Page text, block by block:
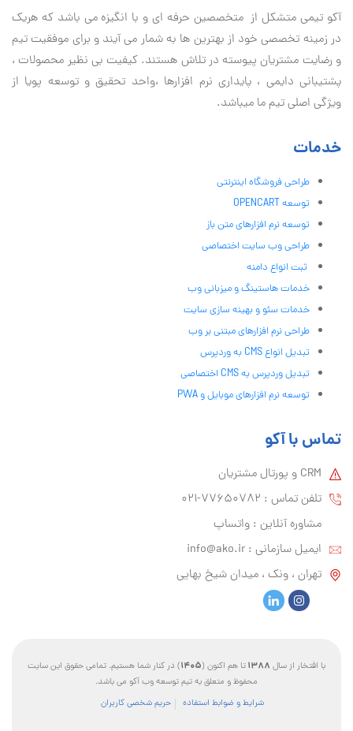
آكو تيمی متشکل از متخصصین حرفه ای و با انگیزه می باشد که هریک
در زمینه تخصصی خود از بهترین ها به شمار می آیند و برای موفقیت تيم
و رضایت مشتریان پیوسته در تلاش هستند. کیفیت بی نظير محصولات ،
پشتیبانی دايمی ، پایداری نرم افزارها ،واحد تحقیق و توسعه پویا از
ویژگی اصلی تیم ما میباشد.
خدمات
طراحی فروشگاه اینترنتی
توسعه OPENCART
توسعه نرم افزارهای متن باز
طراحی وب سایت اختصاصی
ثبت انواع دامنه
خدمات هاستینگ و میزبانی وب
خدمات سئو و بهینه سازی سایت
طراحی نرم افزارهای مبتنی بر وب
تبدیل انواع CMS به وردپرس
تبدیل وردپرس به CMS اختصاصی
توسعه نرم افزارهای موبایل و PWA
تماس با آکو
CRM و پورتال مشتریان
تلفن تماس :‌ 77650782-021
مشاوره آنلاین : واتساپ
ایمیل سازمانی :‌ info@ako.ir
تهران ، ونک ، میدان شیخ بهایی
با افتخار از سال 1388تا هم اکنون (1405) در کنار شما هستیم. تمامی حقوق این سایت
محفوظ و متعلق به تیم توسعه وب آکو می باشد.
شرایط و ضوابط استفاده
حریم شخصی کاربران